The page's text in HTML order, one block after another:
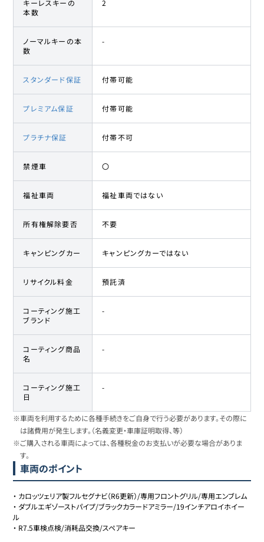
キーレスキーの
本数
2
ノーマルキーの本
数
-
スタンダード保証 付帯可能
プレミアム保証 付帯可能
プラチナ保証 付帯不可
禁煙車 〇
福祉車両 福祉車両ではない
所有権解除要否 不要
キャンピングカー キャンピングカーではない
リサイクル料金 預託済
コーティング施工
ブランド
-
コーティング商品
名
-
コーティング施工
日
-
※車両を利用するために各種手続きをご自身で行う必要があります。その際に
は諸費用が発生します。（名義変更・車庫証明取得、等）
※ご購入される車両によっては、各種税金のお支払いが必要な場合がありま
す。
車両のポイント
・ カロッツェリア製フルセグナビ（R6更新）/専用フロントグリル/専用エンブレム
・ ダブルエギゾーストパイプ/ブラックカラードアミラー/19インチアロイホイー
ル
・ R7.5車検点検/消耗品交換/スペアキー